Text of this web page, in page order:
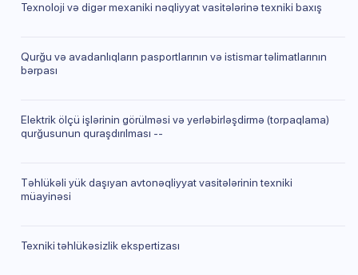
Texnoloji və digər mexaniki nəqliyyat vasitələrinə texniki baxış
Qurğu və avadanlıqların pasportlarının və istismar təlimatlarının
bərpası
Elektrik ölçü işlərinin görülməsi və yerləbirləşdirmə (torpaqlama)
qurğusunun quraşdırılması --
Təhlükəli yük daşıyan avtonəqliyyat vasitələrinin texniki
müayinəsi
Texniki təhlükəsizlik ekspertizası